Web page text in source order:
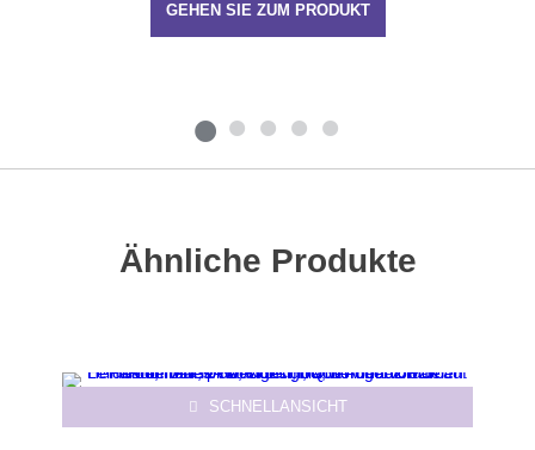
GEHEN SIE ZUM PRODUKT
Ähnliche Produkte
SCHNELLANSICHT